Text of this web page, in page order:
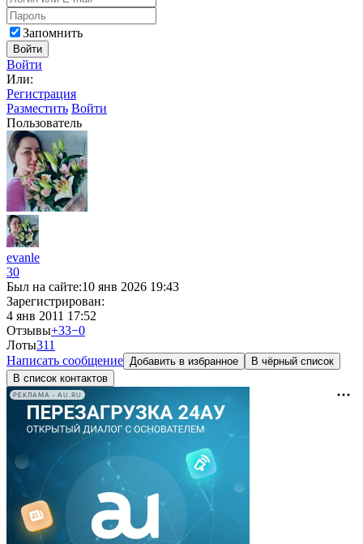
Запомнить
Войти
Войти
Или:
Регистрация
Разместить Войти
Пользователь
evanle
30
Был на сайте:10 янв 2026 19:43
Зарегистрирован:
4 янв 2011 17:52
Отзывы+33−0
Лоты311
Написать сообщение Добавить в избранное
В чёрный список
В список контактов
РЕКЛАМА • AU.RU